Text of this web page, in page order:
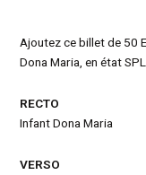
Ajoutez ce billet de 50
Dona Maria, en état
RECTO
Infant Dona Maria
VERSO